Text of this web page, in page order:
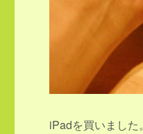
iPadを買いました。